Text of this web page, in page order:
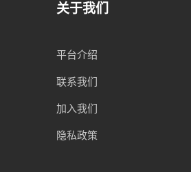
关于我们
平台介绍
联系我们
加入我们
隐私政策